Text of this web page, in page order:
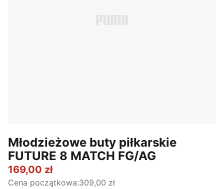
Młodzieżowe buty piłkarskie
FUTURE 8 MATCH FG/AG
169,00 zł
Cena początkowa:309,00 zł